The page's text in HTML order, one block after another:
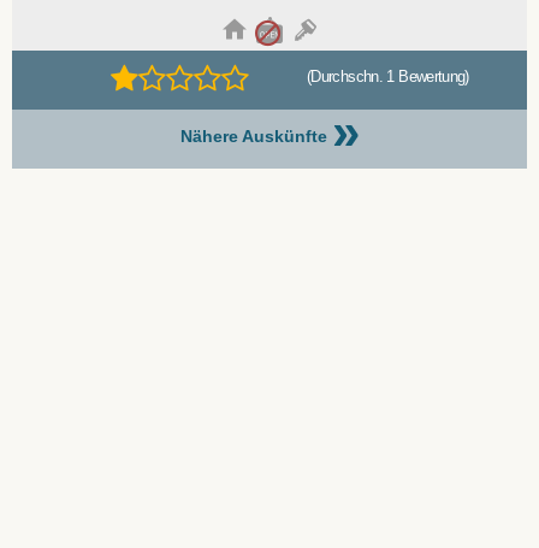
(Durchschn. 1 Bewertung)
Nähere Auskünfte »